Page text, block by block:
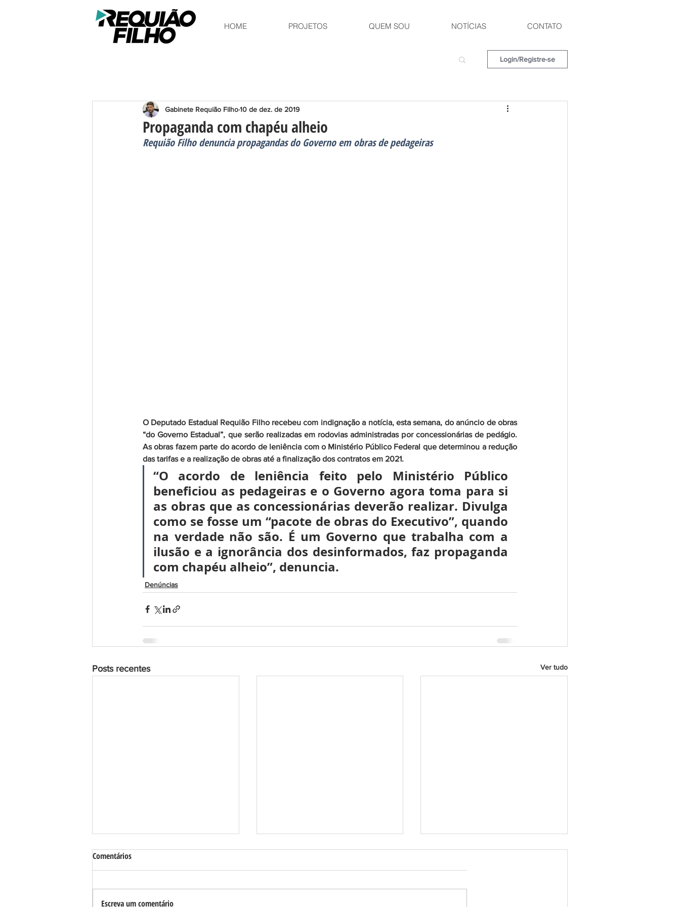
HOME PROJETOS QUEM SOU NOTÍCIAS CONTATO
Login/Registre-se
Propaganda com chapéu alheio
Gabinete Requião Filho10 de dez. de 2019
Requião Filho denuncia propagandas do Governo em obras de pedageiras
O Deputado Estadual Requião Filho recebeu com indignação a notícia, esta semana, do anúncio de obras
“do Governo Estadual”, que serão realizadas em rodovias administradas por concessionárias de pedágio.
As obras fazem parte do acordo de leniência com o Ministério Público Federal que determinou a redução
das tarifas e a realização de obras até a finalização dos contratos em 2021.
“O acordo de leniência feito pelo Ministério Público
beneficiou as pedageiras e o Governo agora toma para si
as obras que as concessionárias deverão realizar. Divulga
como se fosse um “pacote de obras do Executivo”, quando
na verdade não são. É um Governo que trabalha com a
ilusão e a ignorância dos desinformados, faz propaganda
com chapéu alheio”, denuncia.
Denúncias
Posts recentes Ver tudo
Comentários
Escreva um comentário